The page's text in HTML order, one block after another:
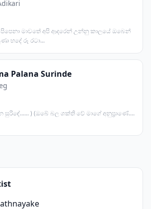
මාවතේ අපි ආදරෙන් උන්නු කාලයේ ඔබෙන්
හදේ රූ රටා...
Palana Surinde
සුරිඳේ...... ) (ඔබේ බල ශක්ති වේ මාගේ අනුප්‍රාණේ....